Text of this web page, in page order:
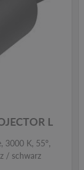
L
3000 K, 55°,
/ schwarz